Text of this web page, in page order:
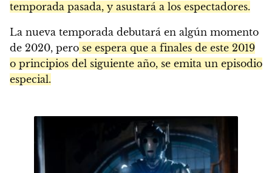
temporada pasada, y asustará a los espectadores.
La nueva temporada debutará en algún momento
de 2020, pero se espera que a finales de este 2019
o principios del siguiente año, se emita un episodio
especial.